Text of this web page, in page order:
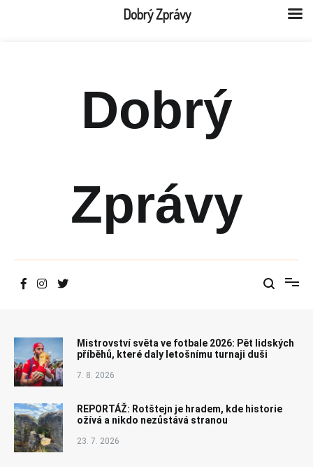
Dobrý
Zprávy
Mistrovství světa ve fotbale 2026: Pět lidských
příběhů, které daly letošnímu turnaji duši
7. 8. 2026
REPORTÁŽ: Rotštejn je hradem, kde historie
ožívá a nikdo nezůstává stranou
23. 7. 2026
Dobrý Zprávy